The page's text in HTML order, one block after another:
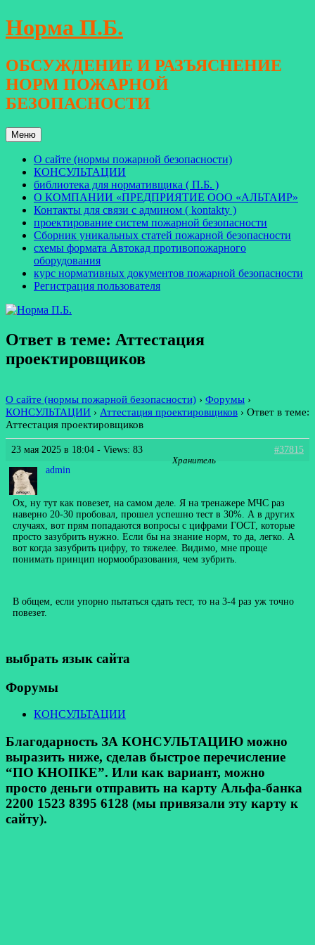
Перейти
к
Норма П.Б.
ОБСУЖДЕНИЕ И РАЗЪЯСНЕНИЕ
НОРМ ПОЖАРНОЙ
БЕЗОПАСНОСТИ
Меню
О сайте (нормы пожарной безопасности)
КОНСУЛЬТАЦИИ
библиотека для нормативщика ( П.Б. )
О КОМПАНИИ «ПРЕДПРИЯТИЕ ООО «АЛЬТАИР»
Контакты для связи с админом ( kontakty )
проектирование систем пожарной безопасности
Сборник уникальных статей пожарной безопасности
схемы формата Автокад противопожарного
оборудования
курс нормативных документов пожарной безопасности
Регистрация пользователя
Ответ в теме: Аттестация
проектировщиков
О сайте (нормы пожарной безопасности) › Форумы ›
КОНСУЛЬТАЦИИ › Аттестация проектировщиков › Ответ в теме:
Аттестация проектировщиков
23 мая 2025 в 18:04 - Views: 83
#37815
admin
Хранитель
Ох, ну тут как повезет, на самом деле. Я на тренажере МЧС раз
наверно 20-30 пробовал, прошел успешно тест в 30%. А в других
случаях, вот прям попадаются вопросы с цифрами ГОСТ, которые
просто зазубрить нужно. Если бы на знание норм, то да, легко. А
вот когда зазубрить цифру, то тяжелее. Видимо, мне проще
понимать принцип нормообразования, чем зубрить.
В общем, если упорно пытаться сдать тест, то на 3-4 раз уж точно
повезет.
выбрать язык сайта
Форумы
КОНСУЛЬТАЦИИ
Благодарность ЗА КОНСУЛЬТАЦИЮ можно
выразить ниже, сделав быстрое перечисление
“ПО КНОПКЕ”. Или как вариант, можно
просто деньги отправить на карту Альфа-банка
2200 1523 8395 6128 (мы привязали эту карту к
сайту).